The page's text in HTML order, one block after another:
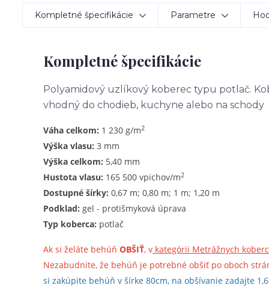
Kompletné špecifikácie Parametre
Kompletné špecifikácie
Polyamidový uzlíkový koberec typu potlač.
vhodný do chodieb, kuchyne alebo na schody
Váha celkom: 1 230 g/m2
Výška vlasu: 3 mm
Výška celkom: 5,40 mm
Hustota vlasu: 165 500 vpichov/m2
Dostupné šírky: 0,67 m; 0,80 m; 1 m; 1,20 m
Podklad: gel - protišmyková úprava
Typ koberca: potlač
Ak si želáte behúň OBŠIŤ, v kategórii Metrážnych
Nezabudnite, že behúň je potrebné obšiť po oboch
si zakúpite behúň v šírke 80cm, na obšívanie zadajte